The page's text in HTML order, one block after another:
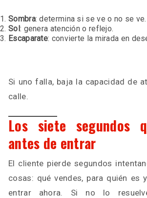
Sombra: determina si se ve o no se ve.
Sol: genera atención o reflejo.
Escaparate: convierte la mirada en
Si uno falla, baja la capacidad de
calle.
Los siete segundos
antes de entrar
El cliente pierde segundos
cosas: qué vendes, para quién es
entrar ahora. Si no lo